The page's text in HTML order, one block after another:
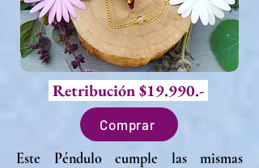
Retribución $19.990.-
Comprar
Este Péndulo cumple las mismas